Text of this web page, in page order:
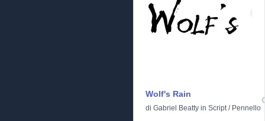
Wolf's Rain
di Gabriel Beatty in Script/ Pennello